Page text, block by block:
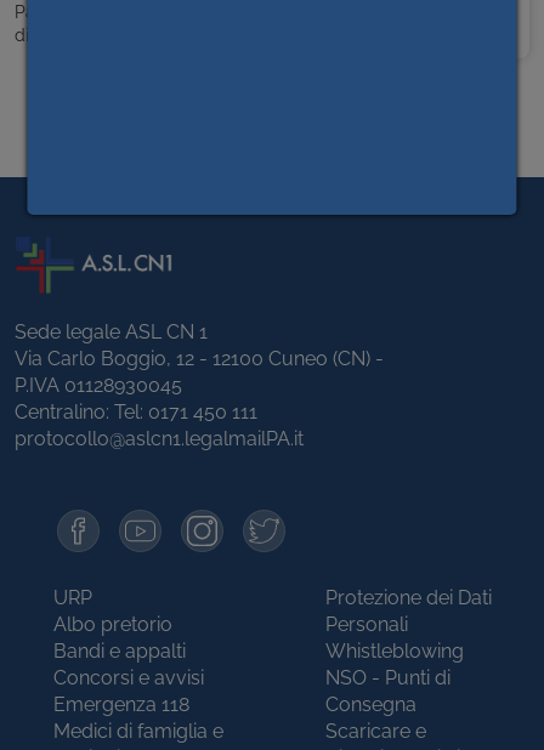
Pagina 1
di 1
Sede legale ASL CN 1
Via Carlo Boggio, 12 - 12100 Cuneo (CN) -
P.IVA 01128930045
Centralino: Tel: 0171 450 111
protocollo@aslcn1.legalmailPA.it
URP
Albo pretorio
Bandi e appalti
Concorsi e avvisi
Emergenza 118
Medici di famiglia e
Protezione dei Dati
Personali
Whistleblowing
NSO - Punti di
Consegna
Scaricare e